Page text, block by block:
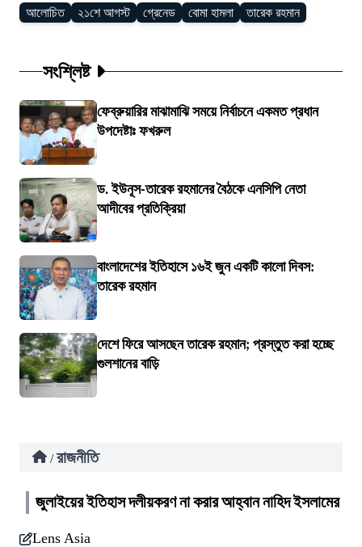
আলোচিত ২১শে আগস্ট গ্রেনেড বোমা হামলা তারেক রহমান
সংশ্লিষ্ট
ফেব্রুয়ারির মাঝামাঝি সময়ে নির্বাচনে একমত প্রধান
উপদেষ্টাঃ ফখরুল
ড. ইউনূস-তারেক রহমানের বৈঠকে এনসিপি নেতা
আদীবের প্রতিক্রিয়া
বাংলাদেশের ইতিহাসে ১৬ই জুন একটি কালো দিবস:
তারেক রহমান
দেশে ফিরে আসছেন তারেক রহমান; প্রস্তুত করা হচ্ছে
গুলশানের বাড়ি
/ রাজনীতি
জুলাইয়ের ইতিহাস দলীয়করণ না করার আহ্বান নাহিদ ইসলামের
Lens Asia